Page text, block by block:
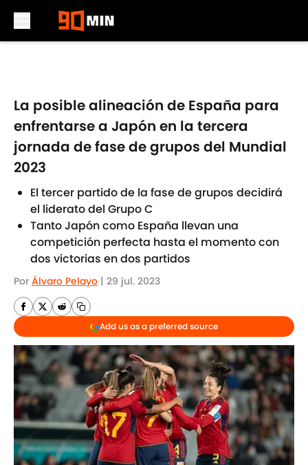
La posible alineación de España para
enfrentarse a Japón en la tercera
jornada de fase de grupos del Mundial
2023
El tercer partido de la fase de grupos decidirá
el liderato del Grupo C
Tanto Japón como España llevan una
competición perfecta hasta el momento con
dos victorias en dos partidos
Por Álvaro Pelayo | 29 jul. 2023
Add us as a preferred source